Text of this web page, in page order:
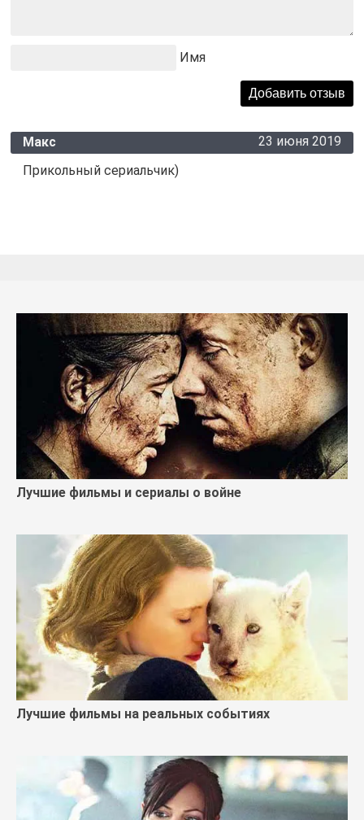
Имя
Макс
23 июня 2019
Прикольный сериальчик)
Лучшие фильмы и сериалы о войне
Лучшие фильмы на реальных событиях